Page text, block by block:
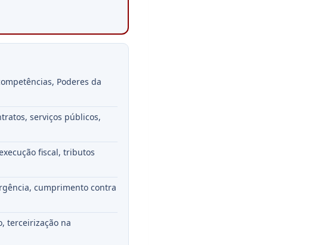
Poderes da
serviços públicos,
fiscal, tributos
cumprimento contra
terceirização na